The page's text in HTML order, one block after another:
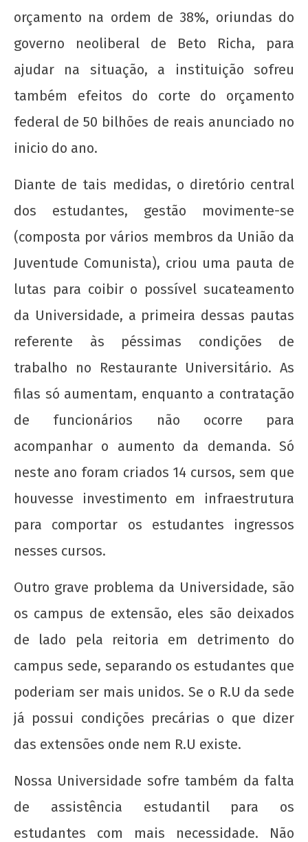
A Munição da Direita Não é Travesti
21 de
2012
wp-
20 de Novembro - Dia da Consciência Negra
agosto
2012
wp-
admin
Nota Política da UJC SE - Nas eleições para o
59° CONUNE na UFS, o Coletivo Quilombo (PT)
escancara o oportunismo da majoritária da
UNE!
21 de
de
wp-
admin
orçamento na ordem de 38%, oriundas do
governo neoliberal de Beto Richa, para
ajudar na situação, a instituição sofreu
também efeitos do corte do orçamento
federal de 50 bilhões de reais anunciado no
inicio do ano.
Diante de tais medidas, o diretório central
dos estudantes, gestão movimente-se
(composta por vários membros da União da
Juventude Comunista), criou uma pauta de
lutas para coibir o possível sucateamento
da Universidade, a primeira dessas pautas
referente às péssimas condições de
trabalho no Restaurante Universitário. As
filas só aumentam, enquanto a contratação
de funcionários não ocorre para
acompanhar o aumento da demanda. Só
neste ano foram criados 14 cursos, sem que
houvesse investimento em infraestrutura
para comportar os estudantes ingressos
nesses cursos.
Outro grave problema da Universidade, são
os campus de extensão, eles são deixados
de lado pela reitoria em detrimento do
campus sede, separando os estudantes que
poderiam ser mais unidos. Se o R.U da sede
já possui condições precárias o que dizer
das extensões onde nem R.U existe.
Nossa Universidade sofre também da falta
de assistência estudantil para os
estudantes com mais necessidade. Não